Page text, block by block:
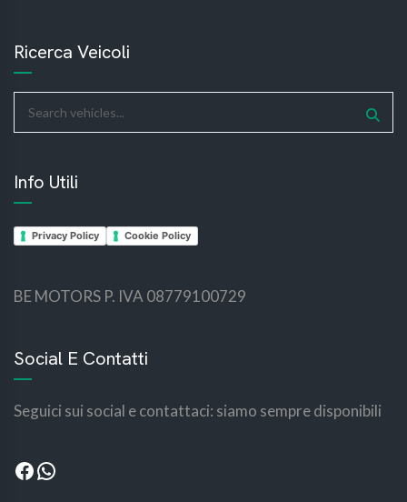
Ricerca Veicoli
Info Utili
Privacy Policy Cookie Policy
BE MOTORS P. IVA 08779100729
Social E Contatti
Seguici sui social e contattaci: siamo sempre disponibili